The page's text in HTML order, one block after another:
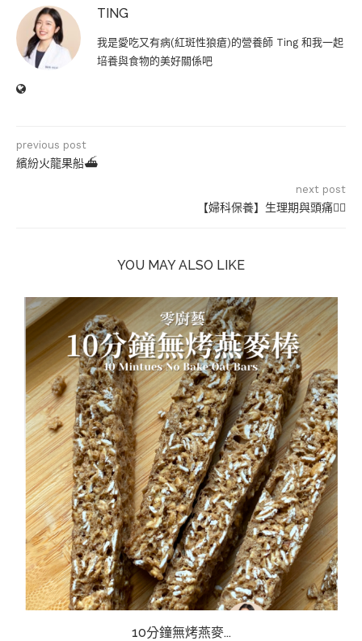
TING
我是愛吃又有病(紅斑性狼瘡)的營養師 Ting 和我一起
培養與食物的美好關係吧
previous post
繽紛火龍果船⛴
next post
【婦科保養】生理期與頭痛🤦‍♀️
YOU MAY ALSO LIKE
10分鐘無烤燕麥...